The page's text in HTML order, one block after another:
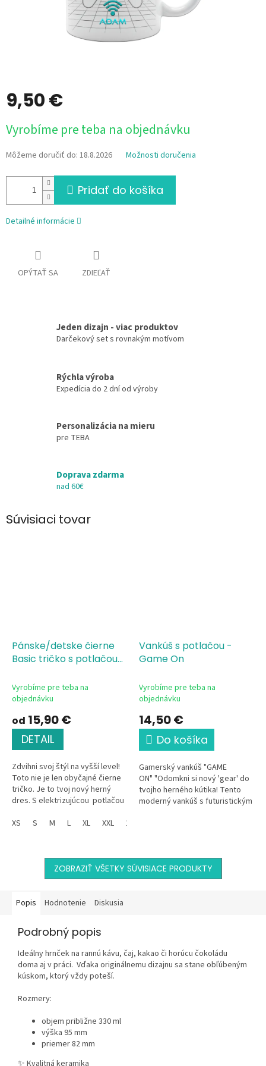
9,50 €
cena:
Vyrobíme pre teba na objednávku
Môžeme doručiť do: 18.8.2026 Možnosti doručenia
Pridať do košíka
Detailné informácie
OPÝTAŤ SA ZDIEĽAŤ
Jeden dizajn - viac produktov
Darčekový set s rovnakým motívom
Rýchla výroba
Expedícia do 2 dní od výroby
Personalizácia na mieru
pre TEBA
Doprava zdarma
nad 60€
Súvisiaci tovar
Pánske/detske čierne
Basic tričko s potlačou
Vyrobíme pre teba na
objednávku
od 15,90 €
DETAIL
Zdvihni svoj štýl na vyšší level!
Toto nie je len obyčajné čierne
tričko. Je to tvoj nový herný
dres. S elektrizujúcou potlačou
dáš všetkým...
XS S M L XL XXL 134
Vankúš s potlačou -
Game On
Vyrobíme pre teba na
objednávku
14,50 €
Do košíka
Gamerský vankúš "GAME
ON" "Odomkni si nový 'gear' do
tvojho herného kútika! Tento
moderný vankúš s futuristickým
ZOBRAZIŤ VŠETKY SÚVISIACE PRODUKTY
Popis Hodnotenie Diskusia
Podrobný popis
Ideálny hrnček na rannú kávu, čaj, kakao či horúcu čokoládu
doma aj v práci. Vďaka originálnemu dizajnu sa stane obľúbeným
kúskom, ktorý vždy poteší.
Rozmery:
objem približne 330 ml
výška 95 mm
priemer 82 mm